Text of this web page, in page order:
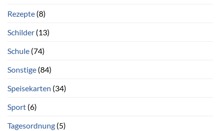
Rezepte (8)
Schilder (13)
Schule (74)
Sonstige (84)
Speisekarten (34)
Sport (6)
Tagesordnung (5)